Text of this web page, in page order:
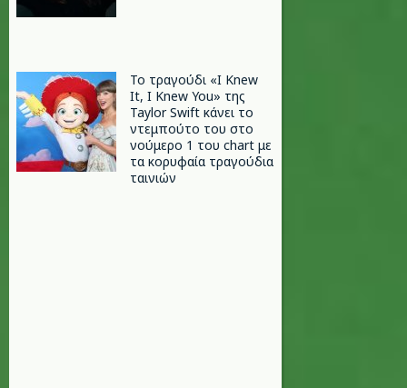
Το τραγούδι «I Knew
It, I Knew You» της
Taylor Swift κάνει το
ντεμπούτο του στο
νούμερο 1 του chart με
τα κορυφαία τραγούδια
ταινιών